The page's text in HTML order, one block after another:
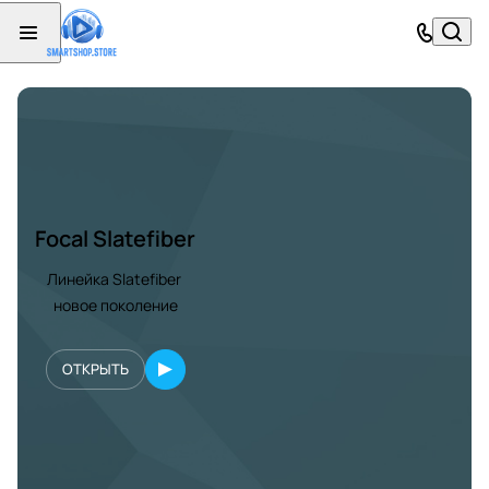
Focal Slatefiber
Линейка Slatefiber
новое поколение
ОТКРЫТЬ